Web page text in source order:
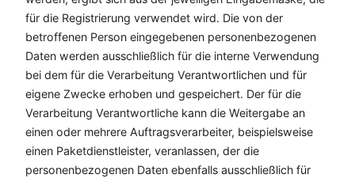
für die Registrierung verwendet wird. Die von der
betroffenen Person eingegebenen personenbezogenen
Daten werden ausschließlich für die interne Verwendung
bei dem für die Verarbeitung Verantwortlichen und für
eigene Zwecke erhoben und gespeichert. Der für die
Verarbeitung Verantwortliche kann die Weitergabe an
einen oder mehrere Auftragsverarbeiter, beispielsweise
einen Paketdienstleister, veranlassen, der die
personenbezogenen Daten ebenfalls ausschließlich für